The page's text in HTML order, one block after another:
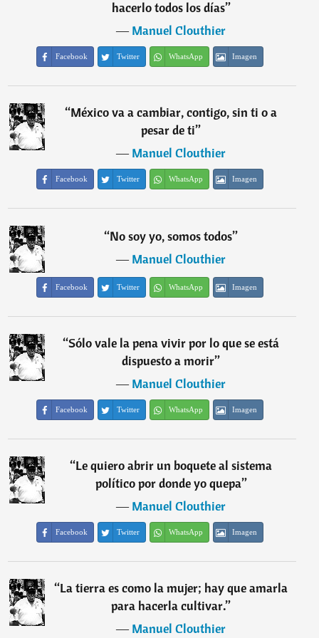
hacerlo todos los días”
―Manuel Clouthier
Facebook Twitter WhatsApp Imagen
“México va a cambiar, contigo, sin ti o a
pesar de ti”
―Manuel Clouthier
Facebook Twitter WhatsApp Imagen
“No soy yo, somos todos”
―Manuel Clouthier
Facebook Twitter WhatsApp Imagen
“Sólo vale la pena vivir por lo que se está
dispuesto a morir”
―Manuel Clouthier
Facebook Twitter WhatsApp Imagen
“Le quiero abrir un boquete al sistema
político por donde yo quepa”
―Manuel Clouthier
Facebook Twitter WhatsApp Imagen
“La tierra es como la mujer; hay que amarla
para hacerla cultivar.”
―Manuel Clouthier